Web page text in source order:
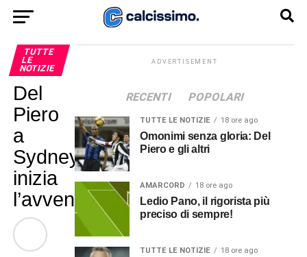
TUTTE
LE
NOTIZIE
Del
Piero
a
Sydney,
inizia
l’avventura
ADVERTISEMENT
RECENTI POPOLARI
TUTTE LE NOTIZIE 18 ore ago
Omonimi senza gloria: Del
Piero e gli altri
AMARCORD 18 ore ago
Ledio Pano, il rigorista più
preciso di sempre!
TUTTE LE NOTIZIE 18 ore ago